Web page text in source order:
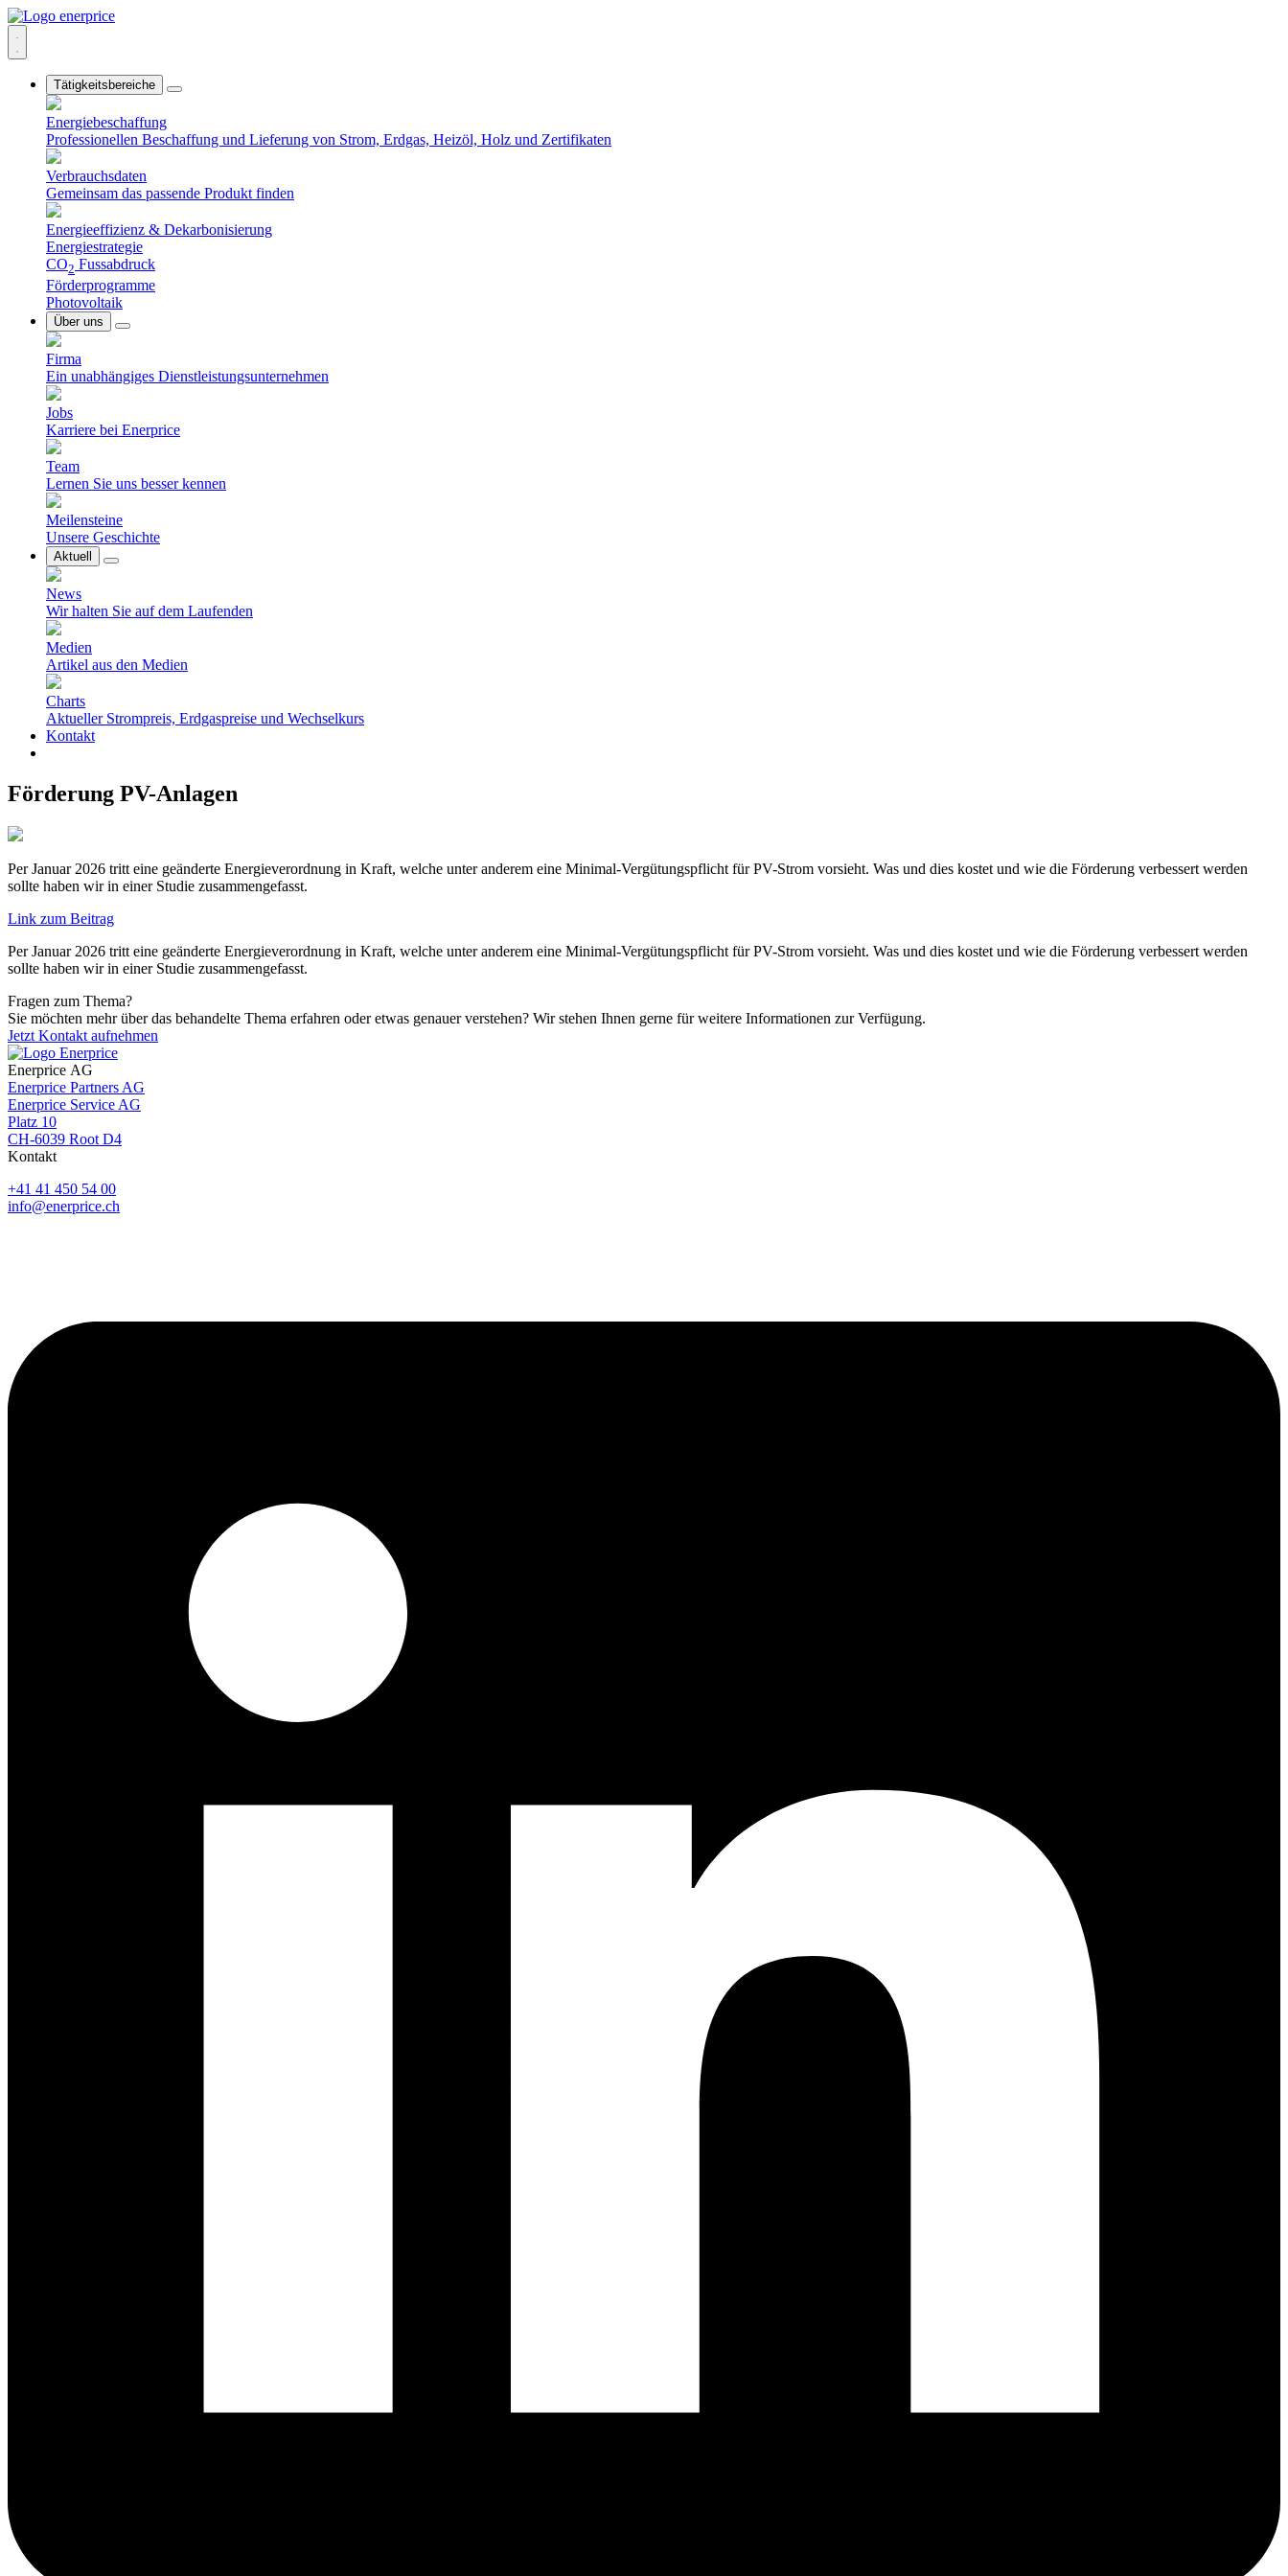
Tätigkeitsbereiche
Energiebeschaffung
Professionellen Beschaffung und Lieferung von Strom, Erdgas, Heizöl, Holz und Zertifikaten
Verbrauchsdaten
Gemeinsam das passende Produkt finden
Energieeffizienz & Dekarbonisierung
Energiestrategie
CO2 Fussabdruck
Förderprogramme
Photovoltaik
Über uns
Firma
Ein unabhängiges Dienstleistungsunternehmen
Jobs
Karriere bei Enerprice
Team
Lernen Sie uns besser kennen
Meilensteine
Unsere Geschichte
Aktuell
News
Wir halten Sie auf dem Laufenden
Medien
Artikel aus den Medien
Charts
Aktueller Strompreis, Erdgaspreise und Wechselkurs
Kontakt
Förderung PV-Anlagen
Per Januar 2026 tritt eine geänderte Energieverordnung in Kraft, welche unter anderem eine Minimal-Vergütungspflicht für PV-Strom vorsieht. Was und dies kostet und wie die Förderung verbessert werden
sollte haben wir in einer Studie zusammengefasst.
Link zum Beitrag
Per Januar 2026 tritt eine geänderte Energieverordnung in Kraft, welche unter anderem eine Minimal-Vergütungspflicht für PV-Strom vorsieht. Was und dies kostet und wie die Förderung verbessert werden
sollte haben wir in einer Studie zusammengefasst.
Fragen zum Thema?
Sie möchten mehr über das behandelte Thema erfahren oder etwas genauer verstehen? Wir stehen Ihnen gerne für weitere Informationen zur Verfügung.
Jetzt Kontakt aufnehmen
Enerprice AG
Enerprice Partners AG
Enerprice Service AG
Platz 10
CH-6039 Root D4
Kontakt
+41 41 450 54 00
info@enerprice.ch